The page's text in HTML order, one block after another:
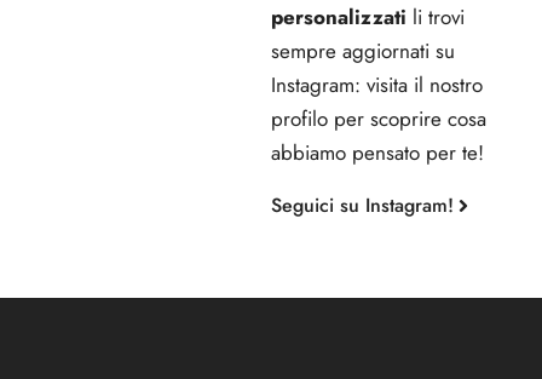
personalizzati li trovi
sempre aggiornati su
Instagram: visita il nostro
profilo per scoprire cosa
abbiamo pensato per te!
Seguici su Instagram!